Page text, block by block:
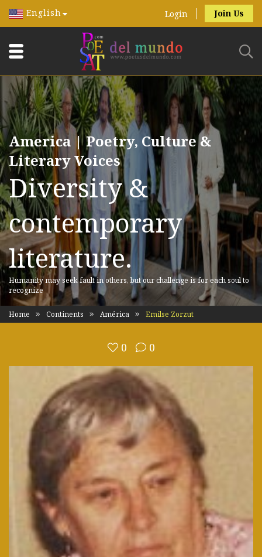
English Login Join Us
America | Poetry, Culture &
Literary Voices
Diversity &
contemporary
literature.
Humanity may seek fault in others, but our challenge is for each soul to
recognize
Home Continents América Emilse Zorzut
0 0